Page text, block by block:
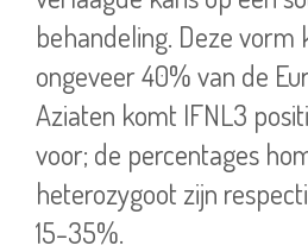
behandeling. Deze vorm
ongeveer 40% van de
Aziaten komt IFNL3
voor; de percentages
heterozygoot zijn
15-35%.